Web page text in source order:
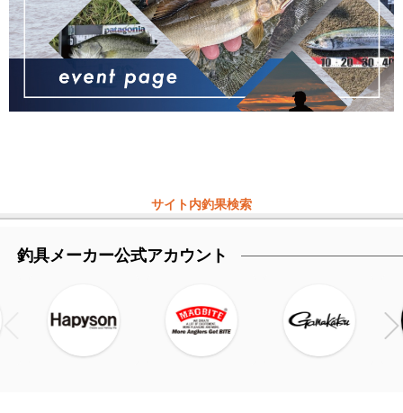
サイト内釣果検索
釣具メーカー公式アカウント